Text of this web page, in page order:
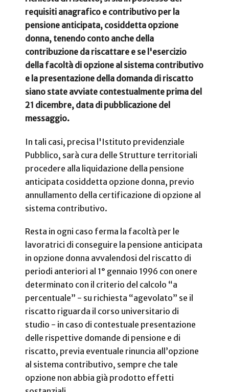
requisiti anagrafico e contributivo per la
pensione anticipata, cosiddetta opzione
donna, tenendo conto anche della
contribuzione da riscattare e se l'esercizio
della facoltà di opzione al sistema contributivo
e la presentazione della domanda di riscatto
siano state avviate contestualmente prima del
21 dicembre, data di pubblicazione del
messaggio.
In tali casi, precisa l'Istituto previdenziale
Pubblico, sarà cura delle Strutture territoriali
procedere alla liquidazione della pensione
anticipata cosiddetta opzione donna, previo
annullamento della certificazione di opzione al
sistema contributivo.
Resta in ogni caso ferma la facoltà per le
lavoratrici di conseguire la pensione anticipata
in opzione donna avvalendosi del riscatto di
periodi anteriori al 1° gennaio 1996 con onere
determinato con il criterio del calcolo “a
percentuale” - su richiesta “agevolato” se il
riscatto riguarda il corso universitario di
studio - in caso di contestuale presentazione
delle rispettive domande di pensione e di
riscatto, previa eventuale rinuncia all’opzione
al sistema contributivo, sempre che tale
opzione non abbia già prodotto effetti